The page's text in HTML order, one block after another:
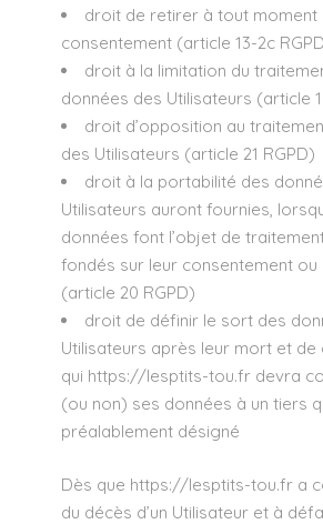
droit de retirer à tout moment
consentement (article 13-2c
droit à la limitation du
données des Utilisateurs (article
droit d’opposition au
des Utilisateurs (article 21 RGPD)
droit à la portabilité des
Utilisateurs auront fournies,
données font l’objet de
fondés sur leur consentement
(article 20 RGPD)
droit de définir le sort des
Utilisateurs après leur mort et de
qui https://lesptits-tou.fr devra
(ou non) ses données à un tiers
préalablement désigné
Dès que https://lesptits-tou.fr a
du décès d’un Utilisateur et à